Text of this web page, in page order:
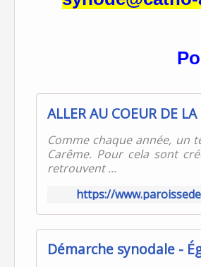
Comme chaque année, un
Carême. Pour cela sont
retrouvent ...
https://